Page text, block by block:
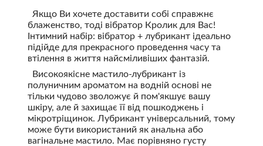
Якщо Ви хочете доставити собі справжнє
блаженство, тоді вібратор Кролик для Вас!
Інтимний набір: вібратор + лубрикант ідеально
підійде для прекрасного проведення часу та
втілення в життя найсміливіших фантазій.
Високоякісне мастило-лубрикант із
полуничним ароматом на водній основі не
тільки чудово зволожує й пом'якшує вашу
шкіру, але й захищає її від пошкоджень і
мікротріщинок. Лубрикант універсальний, тому
може бути використаний як анальна або
вагінальне мастило. Має порівняно густу